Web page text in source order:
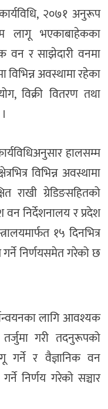
२०७१ अनुरूप
लागू भएकाबाहेकका
वन र साझेदारी वनमा
विभिन्न अवस्थामा रहेका
विक्री वितरण तथा
हालसम्म
विभिन्न अवस्थामा
राखी ग्रेडिङसहितको
निर्देशनालय र प्रदेश
१५ दिनभित्र
निर्णयसमेत गरेको छ
लागि आवश्यक
गरी तदनुरूपको
गर्ने र वैज्ञानिक वन
निर्णय गरेको सञ्चार